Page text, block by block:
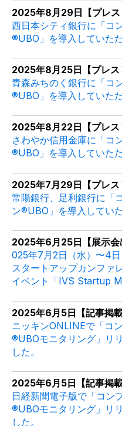
2025年8月29日【プレス
西日本シティ銀行に「コ
®UBO」を導入していただ
2025年8月25日【プレス
青森みちのく銀行に「コ
®UBO」を導入していただ
2025年8月22日【プレス
さわやか信用金庫に「コ
®UBO」を導入していただ
2025年7月29日【プレス
常陽銀行、足利銀行に「
ン®UBO」を導入してい
2025年6月25日【展示会
025年7月2日（水）〜4
スタートアップカンファ
イベント「IVS Startup
2025年6月5日【記事掲載
ニッキンONLINEで「コ
®UBOモニタリング」リ
した。
2025年6月5日【記事掲載
日経新聞電子版で「コン
®UBOモニタリング」リ
した。